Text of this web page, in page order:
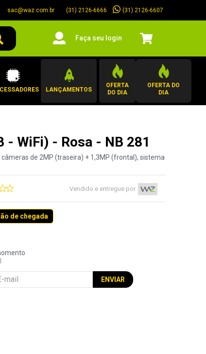
sac@waz.com.br (31) 2126-6666 (31) 2126-6607
Faça seu login
LANÇAMENTOS
OFERTA
DO DIA
OFERTA DO
DIA
WiFi) - Rosa - NB 281
câmeras de 2MP (traseira) + 1,3MP (frontal), sistema
Vendido e entregue por
de chegada
ENVIAR